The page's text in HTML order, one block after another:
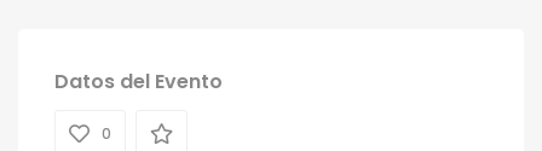
Datos del Evento
0